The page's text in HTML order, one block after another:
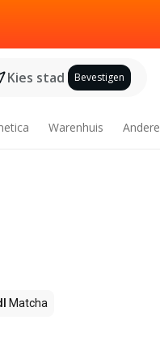
Kies stad Bevestigen
Warenhuis Andere
Matcha